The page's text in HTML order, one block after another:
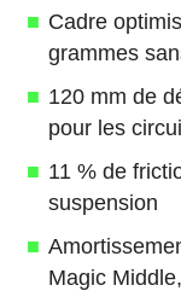
Cadre
grammes
120 mm de
pour les
11 % de
suspension
Magic